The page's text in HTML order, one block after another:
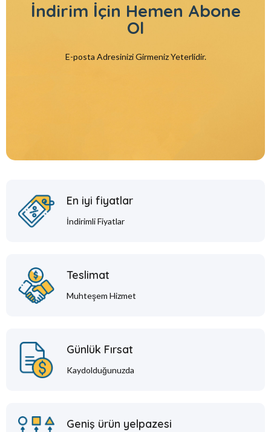
İndirim İçin Hemen Abone
Ol
E-posta Adresinizi Girmeniz Yeterlidir.
En iyi fiyatlar
İndirimli Fiyatlar
Teslimat
Muhteşem Hizmet
Günlük Fırsat
Kaydolduğunuzda
Geniş ürün yelpazesi